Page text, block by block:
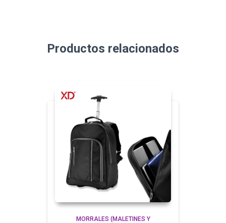
Productos relacionados
MORRALES (MALETINES Y